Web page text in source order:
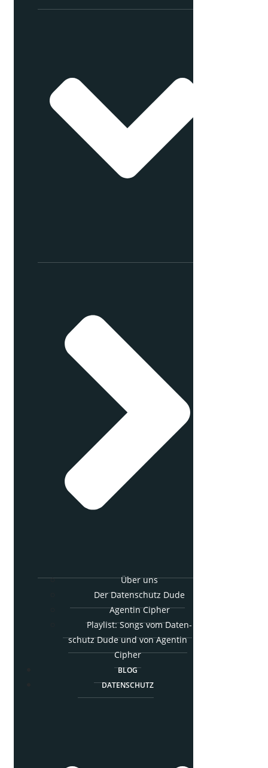
Über uns
Der Daten­schutz Dude
Agen­tin Cipher
Play­list: Songs vom Daten­
schutz Dude und von Agen­tin
Cipher
BLOG
DATEN­SCHUTZ